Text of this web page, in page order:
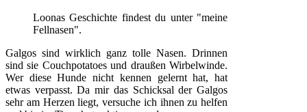
Loonas Geschichte findest du unter "meine
Fellnasen".
Galgos sind wirklich ganz tolle Nasen. Drinnen
sind sie Couchpotatoes und draußen Wirbelwinde.
Wer diese Hunde nicht kennen gelernt hat, hat
etwas verpasst. Da mir das Schicksal der Galgos
sehr am Herzen liegt, versuche ich ihnen zu helfen